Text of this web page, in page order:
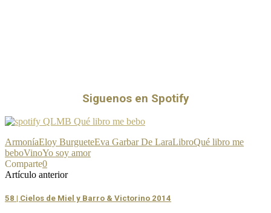
Siguenos en Spotify
ArmoníaEloy BurgueteEva Garbar De LaraLibroQué libro me
beboVinoYo soy amor
Comparte0
Artículo anterior
58 | Cielos de Miel y Barro & Victorino 2014